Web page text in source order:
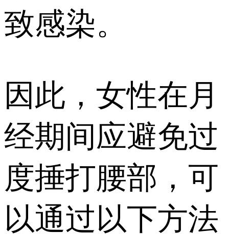
致感染。
因此，女性在月
经期间应避免过
度捶打腰部，可
以通过以下方法